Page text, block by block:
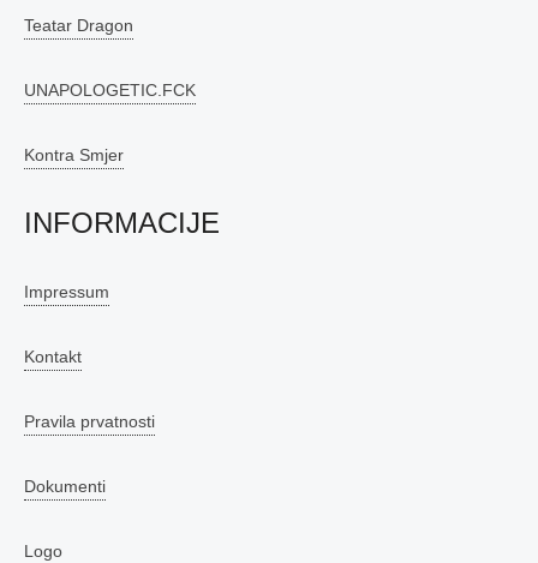
Teatar Dragon
UNAPOLOGETIC.FCK
Kontra Smjer
INFORMACIJE
Impressum
Kontakt
Pravila prvatnosti
Dokumenti
Logo